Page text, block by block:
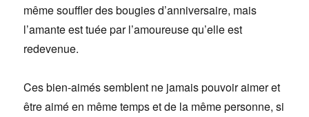
même souffler des bougies d’anniversaire, mais
l’amante est tuée par l’amoureuse qu’elle est
redevenue.
Ces bien-aimés semblent ne jamais pouvoir aimer et
être aimé en même temps et de la même personne, si